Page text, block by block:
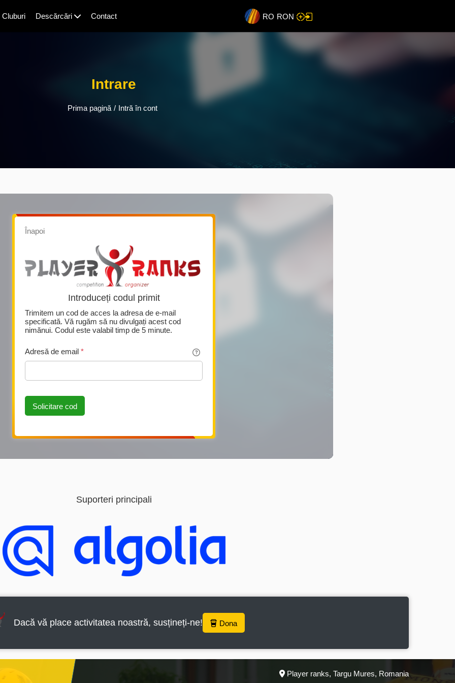
Cluburi Descărcări Contact RO RON
Intrare
Prima pagină / Intră în cont
Înapoi
Introduceți codul primit
Trimitem un cod de acces la adresa de e-mail
specificată. Vă rugăm să nu divulgați acest cod
nimănui. Codul este valabil timp de 5 minute.
Adresă de email *
Solicitare cod
Suporteri principali
Dacă vă place activitatea noastră, susțineți-ne! Dona
Player ranks, Targu Mures, Romania
Această pagină folosește Cookie-uri
cookie-urilor.
aici pt a citi mai mult despre cookie-uri